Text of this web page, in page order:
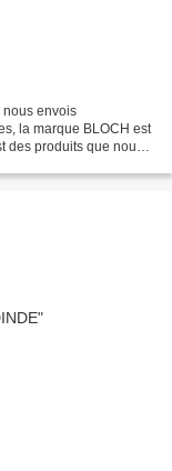
envois
la marque BLOCH est
des produits que nous